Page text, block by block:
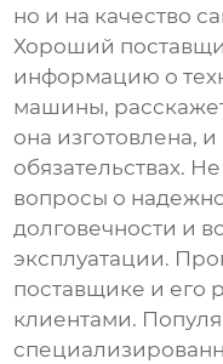
но и на качество
Хороший
информацию о
машины,
она изготовлена,
обязательствах.
вопросы о
долговечности и
эксплуатации.
поставщике и его
клиентами.